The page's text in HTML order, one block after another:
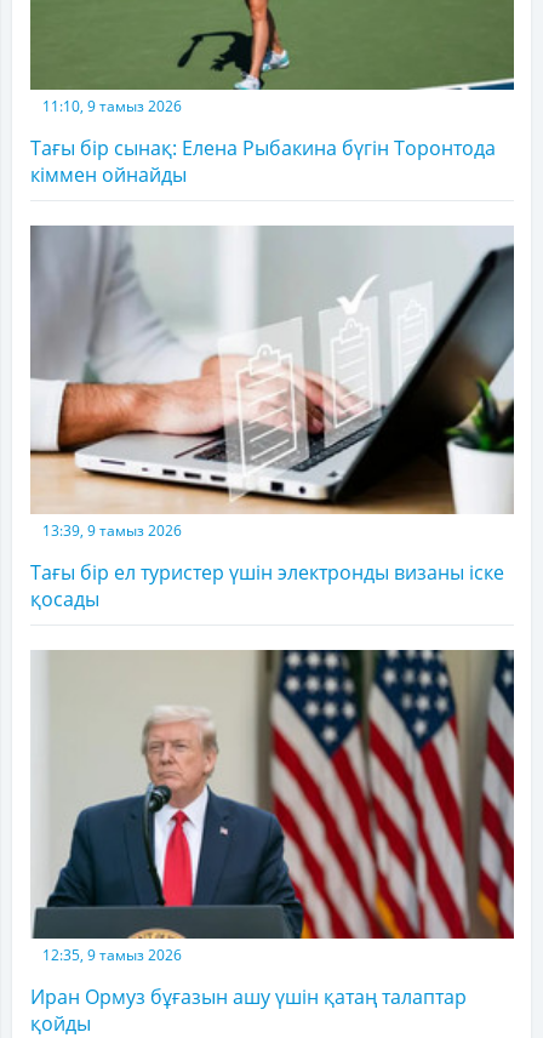
11:10, 9 тамыз 2026
Тағы бір сынақ: Елена Рыбакина бүгін Торонтода
кіммен ойнайды
13:39, 9 тамыз 2026
Тағы бір ел туристер үшін электронды визаны іске
қосады
12:35, 9 тамыз 2026
Иран Ормуз бұғазын ашу үшін қатаң талаптар
қойды